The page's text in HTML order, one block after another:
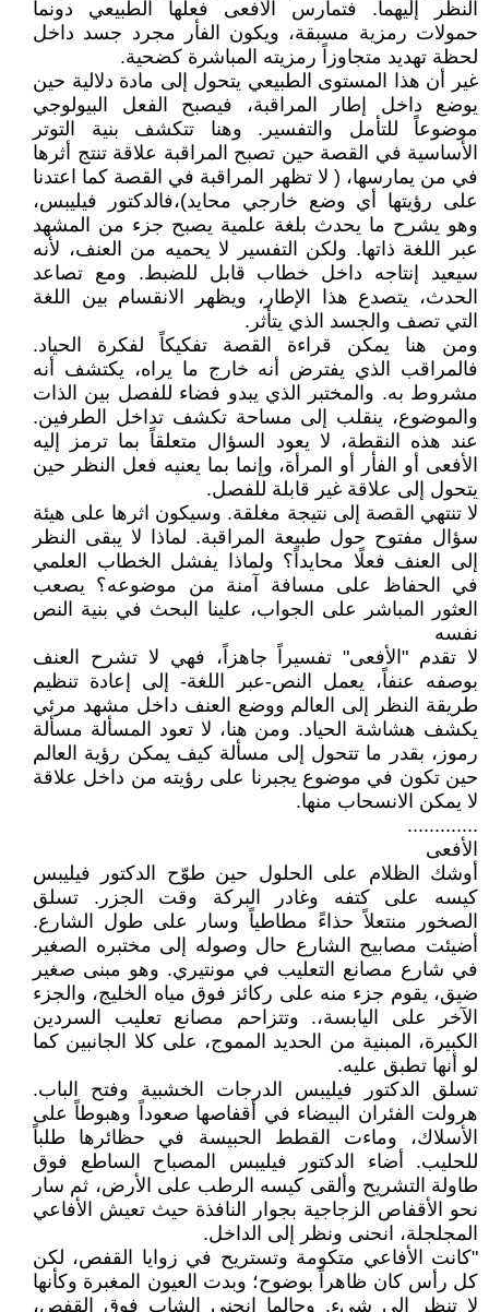
النظر إليهما. فتمارس الأفعى فعلها الطبيعي دونما
حمولات رمزية مسبقة، ويكون الفأر مجرد جسد داخل
لحظة تهديد متجاوزاً رمزيته المباشرة كضحية.
غير أن هذا المستوى الطبيعي يتحول إلى مادة دلالية حين
يوضع داخل إطار المراقبة، فيصبح الفعل البيولوجي
موضوعاً للتأمل والتفسير. وهنا تتكشف بنية التوتر
الأساسية في القصة حين تصبح المراقبة علاقة تنتج أثرها
في من يمارسها، ( لا تظهر المراقبة في القصة كما اعتدنا
على رؤيتها أي وضع خارجي محايد)،فالدكتور فيليبس،
وهو يشرح ما يحدث بلغة علمية يصبح جزء من المشهد
عبر اللغة ذاتها. ولكن التفسير لا يحميه من العنف، لأنه
سيعيد إنتاجه داخل خطاب قابل للضبط. ومع تصاعد
الحدث، يتصدع هذا الإطار، ويظهر الانقسام بين اللغة
التي تصف والجسد الذي يتأثر.
ومن هنا يمكن قراءة القصة تفكيكاً لفكرة الحياد.
فالمراقب الذي يفترض أنه خارج ما يراه، يكتشف أنه
مشروط به. والمختبر الذي يبدو فضاء للفصل بين الذات
والموضوع، ينقلب إلى مساحة تكشف تداخل الطرفين.
عند هذه النقطة، لا يعود السؤال متعلقاً بما ترمز إليه
الأفعى أو الفأر أو المرأة، وإنما بما يعنيه فعل النظر حين
يتحول إلى علاقة غير قابلة للفصل.
لا تنتهي القصة إلى نتيجة مغلقة. وسيكون اثرها على هيئة
سؤال مفتوح حول طبيعة المراقبة. لماذا لا يبقى النظر
إلى العنف فعلًا محايداً؟ ولماذا يفشل الخطاب العلمي
في الحفاظ على مسافة آمنة من موضوعه؟ يصعب
العثور المباشر على الجواب، علينا البحث في بنية النص
نفسه
لا تقدم "الأفعى" تفسيراً جاهزاً، فهي لا تشرح العنف
بوصفه عنفاً، يعمل النص-عبر اللغة- إلى إعادة تنظيم
طريقة النظر إلى العالم ووضع العنف داخل مشهد مرئي
يكشف هشاشة الحياد. ومن هنا، لا تعود المسألة مسألة
رموز، بقدر ما تتحول إلى مسألة كيف يمكن رؤية العالم
حين تكون في موضوع يجبرنا على رؤيته من داخل علاقة
لا يمكن الانسحاب منها.
.............
الأفعى
أوشك الظلام على الحلول حين طوّح الدكتور فيليبس
كيسه على كتفه وغادر البركة وقت الجزر. تسلق
الصخور منتعلاً حذاءً مطاطياً وسار على طول الشارع.
أضيئت مصابيح الشارع حال وصوله إلى مختبره الصغير
في شارع مصانع التعليب في مونتيري. وهو مبنى صغير
ضيق، يقوم جزء منه على ركائز فوق مياه الخليج، والجزء
الآخر على اليابسة،. وتتزاحم مصانع تعليب السردين
الكبيرة، المبنية من الحديد المموج، على كلا الجانبين كما
لو أنها تطبق عليه.
تسلق الدكتور فيليبس الدرجات الخشبية وفتح الباب.
هرولت الفئران البيضاء في أقفاصها صعوداً وهبوطاً على
الأسلاك، وماءت القطط الحبيسة في حظائرها طلباً
للحليب. أضاء الدكتور فيليبس المصباح الساطع فوق
طاولة التشريح وألقى كيسه الرطب على الأرض، ثم سار
نحو الأقفاص الزجاجية بجوار النافذة حيث تعيش الأفاعي
المجلجلة، انحنى ونظر إلى الداخل.
"كانت الأفاعي متكومة وتستريح في زوايا القفص، لكن
كل رأس كان ظاهراً بوضوح؛ وبدت العيون المغبرة وكأنها
لا تنظر إلى شيء. وحالما انحنى الشاب فوق القفص،